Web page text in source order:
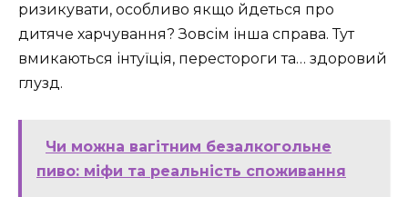
ризикувати, особливо якщо йдеться про
дитяче харчування? Зовсім інша справа. Тут
вмикаються інтуїція, перестороги та… здоровий
глузд.
Чи можна вагітним безалкогольне
пиво: міфи та реальність споживання